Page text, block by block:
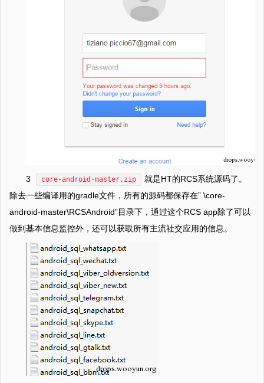
3 core-android-master.zip
就是HT的RCS系统源码了。
除去一些编译用的gradle文件，所有的源码都保存在” \core-
android-master\RCSAndroid”目录下，通过这个RCS app除了可以
做到基本信息监控外，还可以获取所有主流社交应用的信息。